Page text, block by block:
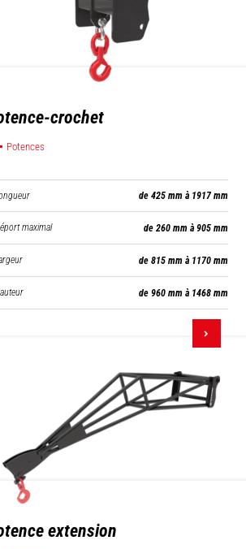
crochet
Potences
de 425 mm à 1917 mm
maximal de 260 mm à 905 mm
de 815 mm à 1170 mm
de 960 mm à 1468 mm
extension